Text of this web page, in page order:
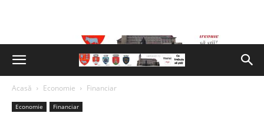
Acasă Economie Financiar
Economie Financiar